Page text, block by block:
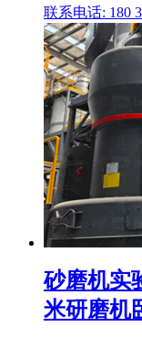
联系电话: 180
砂磨机实
米研磨机